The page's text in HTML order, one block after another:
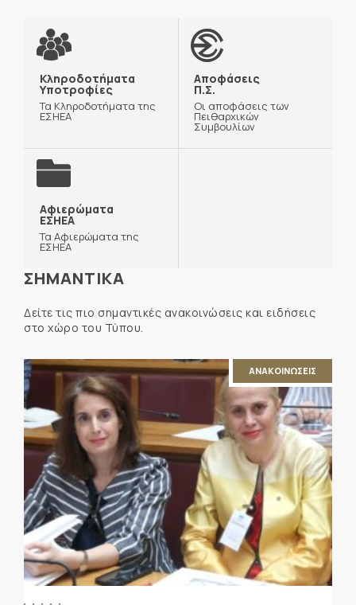
Κληροδοτήματα
Υποτροφίες
Τα Κληροδοτήματα της
ΕΣΗΕΑ
Αποφάσεις
Π.Σ.
Οι αποφάσεις των
Πειθαρχικών
Συμβουλίων
Αφιερώματα
ΕΣΗΕΑ
Τα Αφιερώματα της
ΕΣΗΕΑ
ΣΗΜΑΝΤΙΚΑ
Δείτε τις πιο σημαντικές ανακοινώσεις και ειδήσεις
στο χώρο του Τύπου.
ΑΝΑΚΟΙΝΩΣΕΙΣ